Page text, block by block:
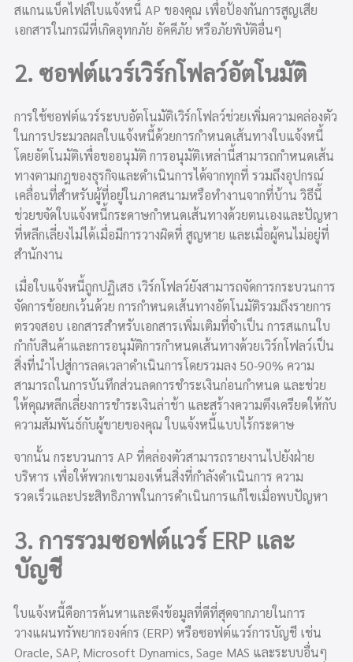
สแกนแบ็คไฟล์ใบแจ้งหนี้ AP ของคุณ เพื่อป้องกันการสูญเสีย
เอกสารในกรณีที่เกิดอุทกภัย อัคคีภัย หรือภัยพิบัติอื่นๆ
2. ซอฟต์แวร์เวิร์กโฟลว์อัตโนมัติ
การใช้ซอฟต์แวร์ระบบอัตโนมัติเวิร์กโฟลว์ช่วยเพิ่มความคล่องตัว
ในการประมวลผลใบแจ้งหนี้ด้วยการกำหนดเส้นทางใบแจ้งหนี้
โดยอัตโนมัติเพื่อขออนุมัติ การอนุมัติเหล่านี้สามารถกำหนดเส้น
ทางตามกฎของธุรกิจและดำเนินการได้จากทุกที่ รวมถึงอุปกรณ์
เคลื่อนที่สำหรับผู้ที่อยู่ในภาคสนามหรือทำงานจากที่บ้าน วิธีนี้
ช่วยขจัดใบแจ้งหนี้กระดาษกำหนดเส้นทางด้วยตนเองและปัญหา
ที่หลีกเลี่ยงไม่ได้เมื่อมีการวางผิดที่ สูญหาย และเมื่อผู้คนไม่อยู่ที่
สำนักงาน
เมื่อใบแจ้งหนี้ถูกปฏิเสธ เวิร์กโฟลว์ยังสามารถจัดการกระบวนการ
จัดการข้อยกเว้นด้วย การกำหนดเส้นทางอัตโนมัติรวมถึงรายการ
ตรวจสอบ เอกสารสำหรับเอกสารเพิ่มเติมที่จำเป็น การสแกนใบ
กำกับสินค้าและการอนุมัติการกำหนดเส้นทางด้วยเวิร์กโฟลว์เป็น
สิ่งที่นำไปสู่การลดเวลาดำเนินการโดยรวมลง 50-90% ความ
สามารถในการบันทึกส่วนลดการชำระเงินก่อนกำหนด และช่วย
ให้คุณหลีกเลี่ยงการชำระเงินล่าช้า และสร้างความตึงเครียดให้กับ
ความสัมพันธ์กับผู้ขายของคุณ ใบแจ้งหนี้แบบไร้กระดาษ
จากนั้น กระบวนการ AP ที่คล่องตัวสามารถรายงานไปยังฝ่าย
บริหาร เพื่อให้พวกเขามองเห็นสิ่งที่กำลังดำเนินการ ความ
รวดเร็วและประสิทธิภาพในการดำเนินการแก้ไขเมื่อพบปัญหา
3. การรวมซอฟต์แวร์ ERP และ
บัญชี
ใบแจ้งหนี้คือการค้นหาและดึงข้อมูลที่ดีที่สุดจากภายในการ
วางแผนทรัพยากรองค์กร (ERP) หรือซอฟต์แวร์การบัญชี เช่น
Oracle, SAP, Microsoft Dynamics, Sage MAS และระบบอื่นๆ